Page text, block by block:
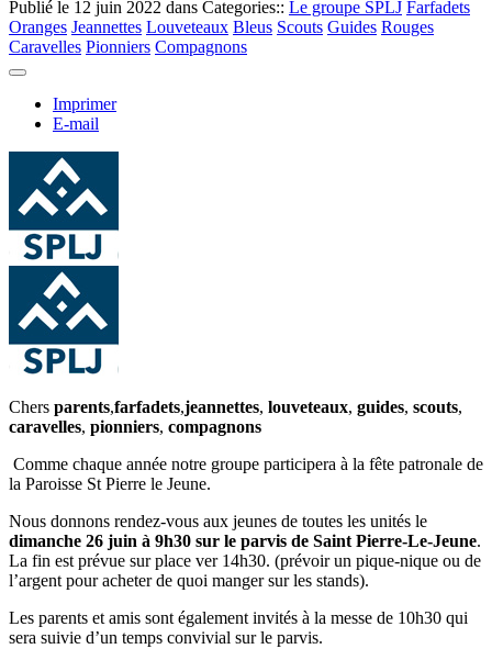
Publié le 12 juin 2022 dans Categories:: Le groupe SPLJ Farfadets
Oranges Jeannettes Louveteaux Bleus Scouts Guides Rouges
Caravelles Pionniers Compagnons
Imprimer
E-mail
Chers parents,farfadets,jeannettes, louveteaux, guides, scouts,
caravelles, pionniers, compagnons
Comme chaque année notre groupe participera à la fête patronale de
la Paroisse St Pierre le Jeune.
Nous donnons rendez-vous aux jeunes de toutes les unités le
dimanche 26 juin à 9h30 sur le parvis de Saint Pierre-Le-Jeune.
La fin est prévue sur place ver 14h30. (prévoir un pique-nique ou de
l’argent pour acheter de quoi manger sur les stands).
Les parents et amis sont également invités à la messe de 10h30 qui
sera suivie d’un temps convivial sur le parvis.